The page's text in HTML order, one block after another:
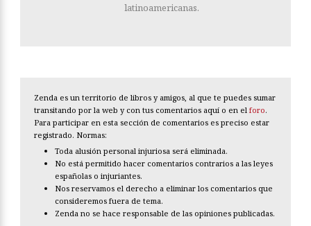
latinoamericanas.
Zenda es un territorio de libros y amigos, al que te puedes sumar
transitando por la web y con tus comentarios aquí o en el foro.
Para participar en esta sección de comentarios es preciso estar
registrado. Normas:
Toda alusión personal injuriosa será eliminada.
No está permitido hacer comentarios contrarios a las leyes
españolas o injuriantes.
Nos reservamos el derecho a eliminar los comentarios que
consideremos fuera de tema.
Zenda no se hace responsable de las opiniones publicadas.